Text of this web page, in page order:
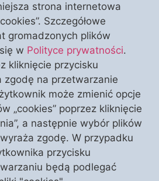
wobec niekorzystnych trendów
życia, w tym szczególnie
Katolickiego,
i spirali inflacyjnej
kolejnych zapowiedzi i
ograniczających
wolności obywatelskie. Dlatego
z Tygodniem Życia i
po sobie […]
strona internetowa
Szczegółowe
gromadzonych plików
w Polityce prywatności.
kliknięcie przycisku
zgodę na przetwarzanie
może zmienić opcje
„cookies” poprzez kliknięcie
a następnie wybór plików
zgodę. W przypadku
przycisku
będą podlegać